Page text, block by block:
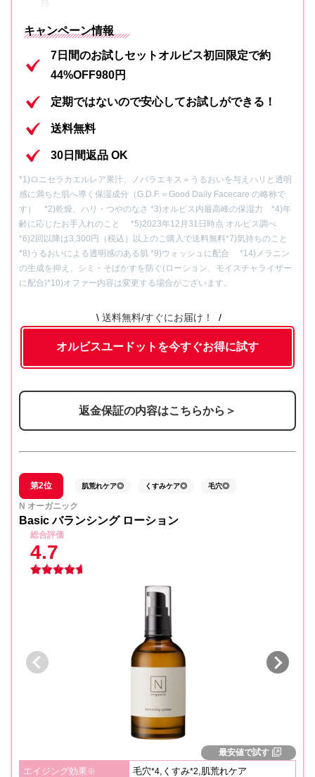
内容① 化粧水 7日間分
保湿液 7日間分
内容③ 洗顔料 7日間分
内容④
内容⑥ オルビス ザ リンクルセラムミニサイズ
キャンペーン情報
7日間のお試しセットオルビス初回限定で約
44%OFF980円
定期ではないので安心してお試しができる！
送料無料
30日間返品 OK
*1)ロニセラカエルレア果汁、ノバラエキス＝うるおいを与えハリと透明
感に満ちた肌へ導く保湿成分（G.D.F.＝Good Daily Facecare の略称で
す） *2)乾燥、ハリ・つやのなさ *3)オルビス内最高峰の保湿力 *4)年
齢に応じたお手入れのこと *5)2023年12月31日時点 オルビス調べ
*6)2回以降は3,300円（税込）以上のご購入で送料無料*7)気持ちのこと
*8)うるおいによる透明感のある肌 *9)ウォッシュに配合 *14)メラニン
の生成を抑え、シミ・そばかすを防ぐ(ローション、モイスチャライザー
に配合)*10)オファー内容は変更する場合がございます。
送料無料/すぐにお届け！
オルビスユードットを今すぐお得に試す
返金保証の内容はこちらから＞
第2位 肌荒れケア◎ くすみケア◎ 毛穴◎
N オーガニック
Basic バランシング ローション
総合評価
4.7
最安値で試す
エイジング効果 ※ 毛穴*4 ,くすみ*2 ,肌荒れケア